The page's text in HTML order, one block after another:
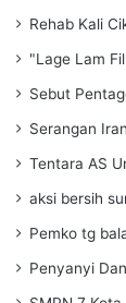
Rehab Kali
"Lage Lam
Sebut
Serangan
Tentara AS
aksi bersih
Pemko tg
Penyanyi